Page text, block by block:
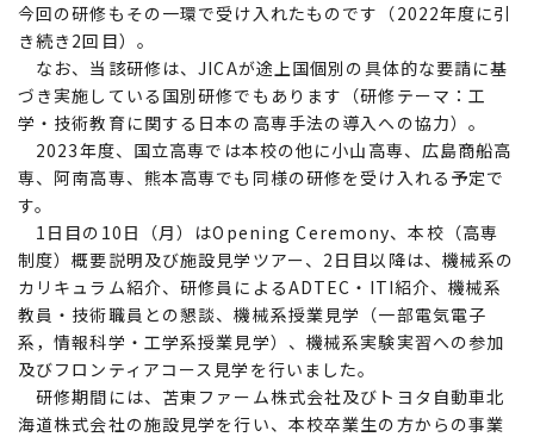
今回の研修もその一環で受け入れたものです（2022年度に引
き続き2回目）。
なお、当該研修は、JICAが途上国個別の具体的な要請に基
づき実施している国別研修でもあります（研修テーマ：工
学・技術教育に関する日本の高専手法の導入への協力）。
2023年度、国立高専では本校の他に小山高専、広島商船高
専、阿南高専、熊本高専でも同様の研修を受け入れる予定で
す。
1日目の10日（月）はOpening Ceremony、本校（高専
制度）概要説明及び施設見学ツアー、2日目以降は、機械系の
カリキュラム紹介、研修員によるADTEC・ITI紹介、機械系
教員・技術職員との懇談、機械系授業見学（一部電気電子
系，情報科学・工学系授業見学）、機械系実験実習への参加
及びフロンティアコース見学を行いました。
研修期間には、苫東ファーム株式会社及びトヨタ自動車北
海道株式会社の施設見学を行い、本校卒業生の方からの事業